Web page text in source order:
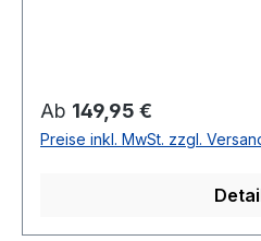
Regulärer Preis:
Ab 149,95 €
Preise inkl. MwSt. zzgl.